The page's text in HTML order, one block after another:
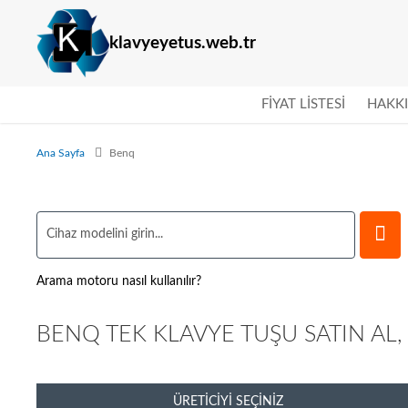
klavyeyetus.web.tr
FIYAT LISTESI
Ana Sayfa Benq
Arama motoru nasıl kullanılır?
BENQ TEK KLAVYE TUŞU SATIN
ÜRETICIYI SEÇINIZ